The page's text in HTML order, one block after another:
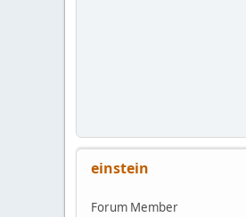
einstein
Forum Member